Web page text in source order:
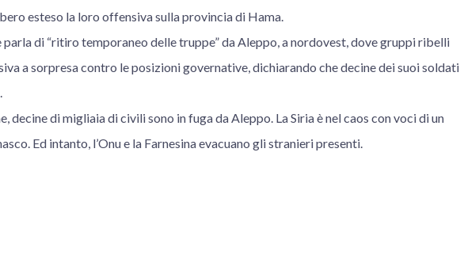
esteso la loro offensiva sulla provincia di Hama.
parla di “ritiro temporaneo delle truppe” da Aleppo, a nordovest, dove gruppi ribelli
a sorpresa contro le posizioni governative, dichiarando che decine dei suoi soldati
decine di migliaia di civili sono in fuga da Aleppo. La Siria è nel caos con voci di un
Ed intanto, l’Onu e la Farnesina evacuano gli stranieri presenti.